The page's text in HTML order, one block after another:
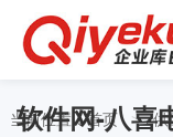
软件网-八喜
当前位置：首页 > 供